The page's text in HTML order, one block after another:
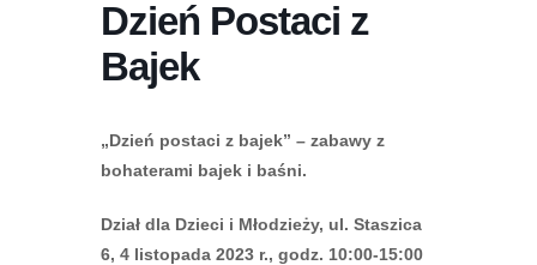
Dzień Postaci z
Bajek
„Dzień postaci z bajek” – zabawy z
bohaterami bajek i baśni.
Dział dla Dzieci i Młodzieży, ul. Staszica
6, 4 listopada 2023 r., godz. 10:00-15:00